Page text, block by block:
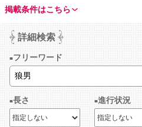
掲載条件はこちら
詳細検索
フリーワード
長さ 進行状況